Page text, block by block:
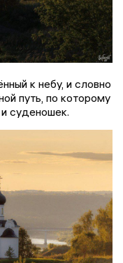
к небу, и словно
путь, по которому
суденошек.